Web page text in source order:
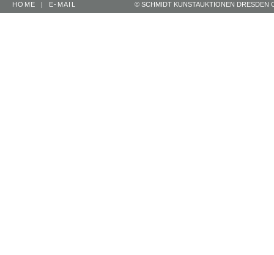
HOME | E-MAIL © SCHMIDT KUNSTAUKTIONEN DRESDEN